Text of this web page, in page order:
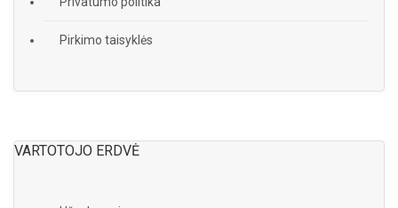
Pirkimo taisyklės
VARTOTOJO ERDVĖ